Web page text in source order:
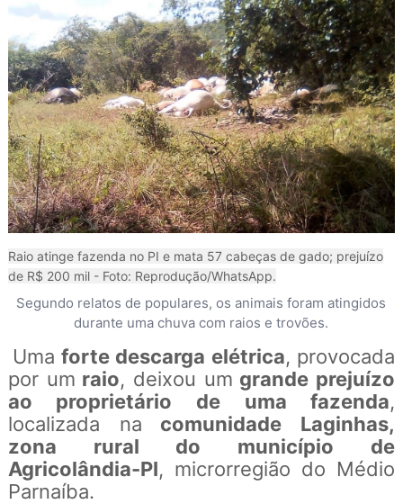
Raio atinge fazenda no PI e mata 57 cabeças de gado; prejuízo
de R$ 200 mil - Foto: Reprodução/WhatsApp.
Segundo relatos de populares, os animais foram atingidos
durante uma chuva com raios e trovões.
Uma forte descarga elétrica, provocada
por um raio, deixou um grande prejuízo
ao proprietário de uma fazenda,
localizada na comunidade Laginhas,
zona rural do município de
Agricolândia-PI, microrregião do Médio
Parnaíba.